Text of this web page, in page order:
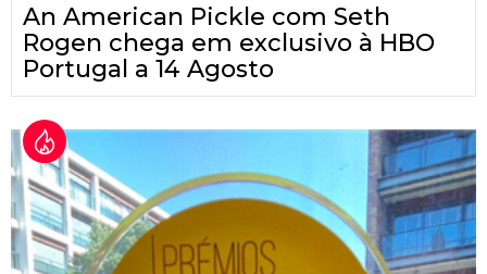
An American Pickle com Seth
Rogen chega em exclusivo à HBO
Portugal a 14 Agosto